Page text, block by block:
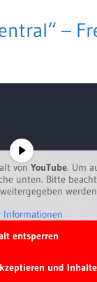
–
von YouTube. Um
unten. Bitte
Informationen
entsperren
und